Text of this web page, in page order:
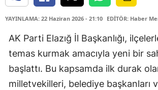
YAYINLAMA: 22 Haziran 2026 - 21:10 EDİTÖR: Haber
AK Parti Elazığ İl Başkanlığı,
temas kurmak amacıyla yeni bir
başlattı. Bu kapsamda ilk durak
milletvekilleri, belediye başkanları